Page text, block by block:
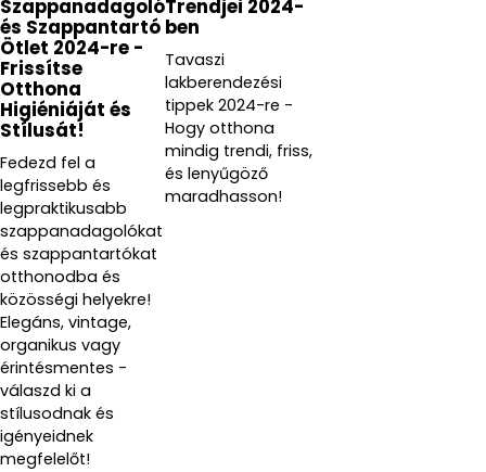
Szappanadagoló
és Szappantartó
Ötlet 2024-re -
Frissítse
Otthona
Higiéniáját és
Stílusát!
Fedezd fel a
legfrissebb és
legpraktikusabb
szappanadagolókat
és szappantartókat
otthonodba és
közösségi helyekre!
Elegáns, vintage,
organikus vagy
érintésmentes -
válaszd ki a
stílusodnak és
igényeidnek
megfelelőt!
Trendjei 2024-
ben
Tavaszi
lakberendezési
tippek 2024-re -
Hogy otthona
mindig trendi, friss,
és lenyűgöző
maradhasson!